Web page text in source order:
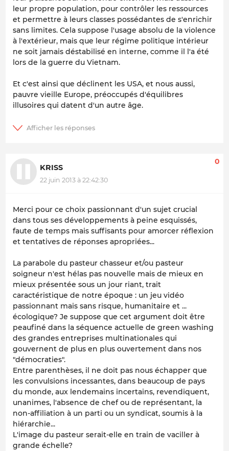
leur propre population, pour contrôler les ressources
et permettre à leurs classes possédantes de s'enrichir
sans limites. Cela suppose l'usage absolu de la violence
à l'extérieur, mais que leur régime politique intérieur
ne soit jamais déstabilisé en interne, comme il l'a été
lors de la guerre du Vietnam.
Et c'est ainsi que déclinent les USA, et nous aussi,
pauvre vieille Europe, préoccupés d'équilibres
illusoires qui datent d'un autre âge.
KRISS
22 juin 2013 à 22:42:30
0
Merci pour ce choix passionnant d'un sujet crucial
dans tous ses développements à peine esquissés,
faute de temps mais suffisants pour amorcer réflexion
et tentatives de réponses apropriées...
La parabole du pasteur chasseur et/ou pasteur
soigneur n'est hélas pas nouvelle mais de mieux en
mieux présentée sous un jour riant, trait
caractéristique de notre époque : un jeu vidéo
passionnant mais sans risque, humanitaire et ...
écologique? Je suppose que cet argument doit être
peaufiné dans la séquence actuelle de green washing
des grandes entreprises multinationales qui
gouvernent de plus en plus ouvertement dans nos
"démocraties".
Entre parenthèses, il ne doit pas nous échapper que
les convulsions incessantes, dans beaucoup de pays
du monde, aux lendemains incertains, revendiquent,
unanimes, l'absence de chef ou de représentant, la
non-affiliation à un parti ou un syndicat, soumis à la
hiérarchie...
L'image du pasteur serait-elle en train de vaciller à
grande échelle?